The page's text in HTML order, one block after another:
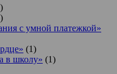
с умной платежкой»
(1)
в школу» (1)